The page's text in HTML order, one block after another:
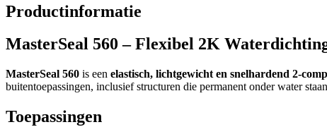
Productinformatie
MasterSeal 560 – Flexibel 2K
MasterSeal 560 is een elastisch, lichtgewicht en snelhardend 2-
buitentoepassingen, inclusief structuren die permanent onder water
Toepassingen